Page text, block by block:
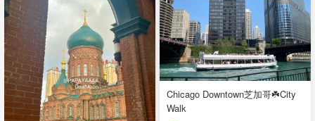
Chicago Downtown芝加哥☘️City
Walk